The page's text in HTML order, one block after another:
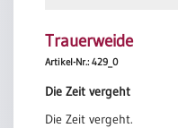
Trauerweide
Artikel-Nr.: 429_0
Die Zeit vergeht
Die Zeit vergeht.